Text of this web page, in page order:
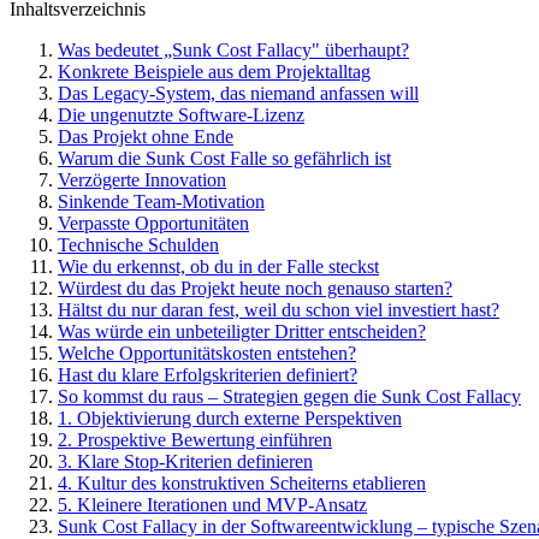
Inhaltsverzeichnis
Was bedeutet „Sunk Cost Fallacy" überhaupt?
Konkrete Beispiele aus dem Projektalltag
Das Legacy-System, das niemand anfassen will
Die ungenutzte Software-Lizenz
Das Projekt ohne Ende
Warum die Sunk Cost Falle so gefährlich ist
Verzögerte Innovation
Sinkende Team-Motivation
Verpasste Opportunitäten
Technische Schulden
Wie du erkennst, ob du in der Falle steckst
Würdest du das Projekt heute noch genauso starten?
Hältst du nur daran fest, weil du schon viel investiert hast?
Was würde ein unbeteiligter Dritter entscheiden?
Welche Opportunitätskosten entstehen?
Hast du klare Erfolgskriterien definiert?
So kommst du raus – Strategien gegen die Sunk Cost Fallacy
1. Objektivierung durch externe Perspektiven
2. Prospektive Bewertung einführen
3. Klare Stop-Kriterien definieren
4. Kultur des konstruktiven Scheiterns etablieren
5. Kleinere Iterationen und MVP-Ansatz
Sunk Cost Fallacy in der Softwareentwicklung – typische